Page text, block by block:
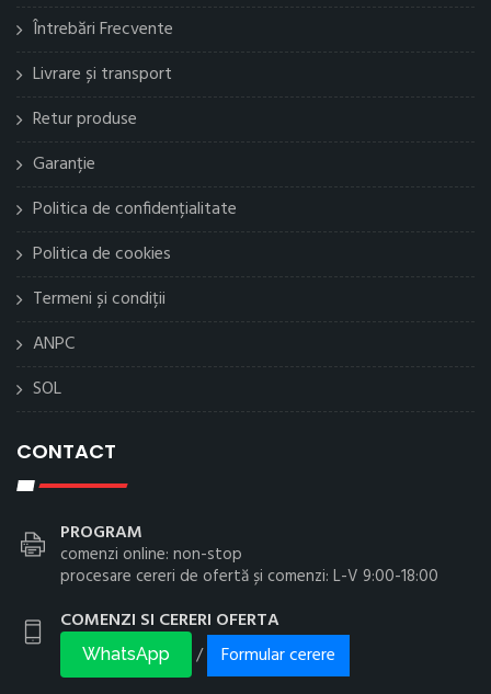
Întrebări Frecvente
Livrare și transport
Retur produse
Garanție
Politica de confidențialitate
Politica de cookies
Termeni și condiții
ANPC
SOL
CONTACT
PROGRAM
comenzi online: non-stop
procesare cereri de ofertă și comenzi: L-V 9:00-18:00
COMENZI SI CERERI OFERTA
WhatsApp /
Formular cerere